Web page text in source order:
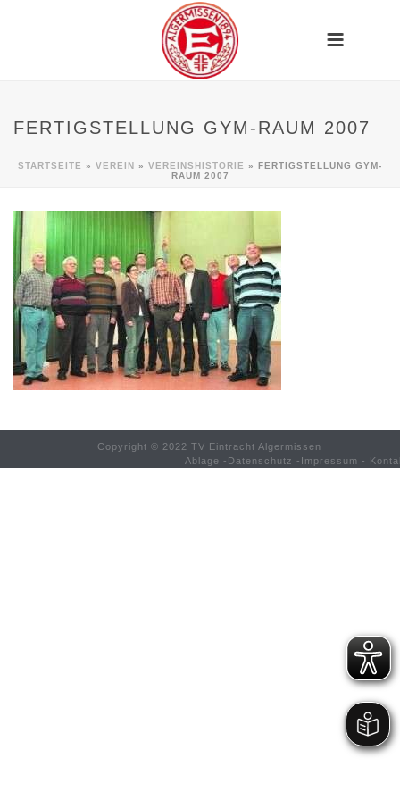
FERTIGSTELLUNG GYM-RAUM 2007
STARTSEITE » VEREIN » VEREINSHISTORIE » FERTIGSTELLUNG GYM-
RAUM 2007
Copyright © 2022 TV Eintracht Algermissen
Ablage - Datenschutz - Impressum -